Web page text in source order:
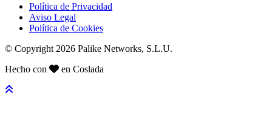
Política de Privacidad
Aviso Legal
Política de Cookies
© Copyright 2026 Palike Networks, S.L.U.
Hecho con
en Coslada